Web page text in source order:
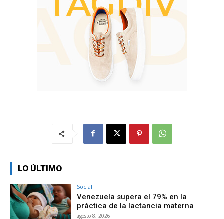
LO ÚLTIMO
Social
Venezuela supera el 79% en la
práctica de la lactancia materna
agosto 8, 2026